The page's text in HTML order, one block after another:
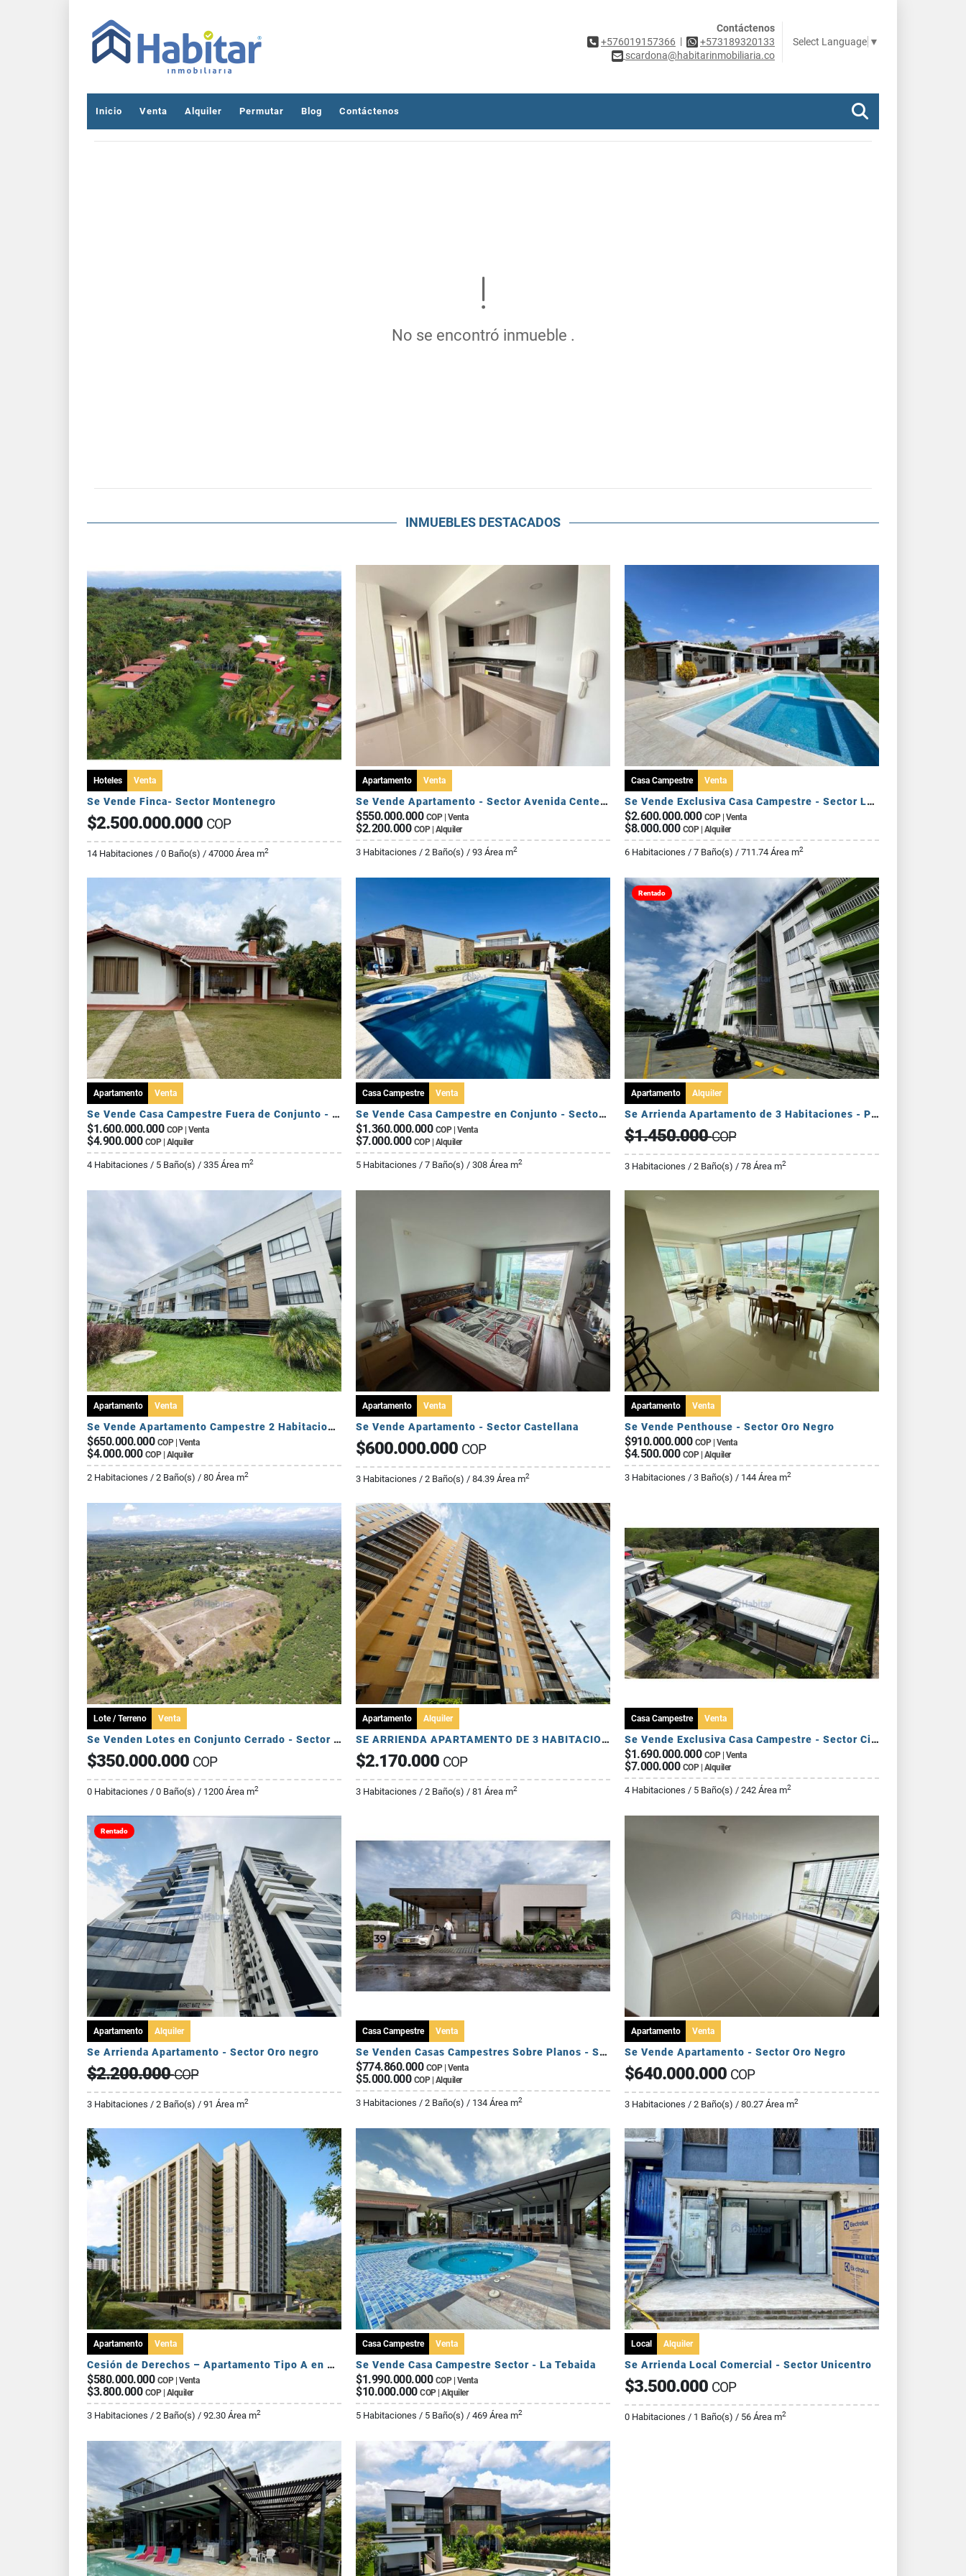
Contáctenos
+576019157366 |
+573189320133
scardona@habitarinmobiliaria.co
Select Language ▼
Inicio Venta Alquiler Permutar Blog Contáctenos
No se encontró inmueble .
INMUEBLES DESTACADOS
Hoteles Venta
Se Vende Finca- Sector Montenegro
$2.500.000.000 COP
14 Habitaciones / 0 Baño(s) / 47000 Área m2
Apartamento Venta
Se Vende Apartamento - Sector Avenida Centenario
$550.000.000 COP | Venta
$2.200.000 COP | Alquiler
3 Habitaciones / 2 Baño(s) / 93 Área m2
Casa Campestre Venta
Se Vende Exclusiva Casa Campestre - Sector La Tebaida
$2.600.000.000 COP | Venta
$8.000.000 COP | Alquiler
6 Habitaciones / 7 Baño(s) / 711.74 Área m2
Apartamento Venta
Se Vende Casa Campestre Fuera de Conjunto - Sector Av Centenario
$1.600.000.000 COP | Venta
$4.900.000 COP | Alquiler
4 Habitaciones / 5 Baño(s) / 335 Área m2
Casa Campestre Venta
Se Vende Casa Campestre en Conjunto - Sector El Caimo
$1.360.000.000 COP | Venta
$7.000.000 COP | Alquiler
5 Habitaciones / 7 Baño(s) / 308 Área m2
Rentado
Apartamento Alquiler
Se Arrienda Apartamento de 3 Habitaciones - Puerto Espejo
$1.450.000COP
3 Habitaciones / 2 Baño(s) / 78 Área m2
Apartamento Venta
Se Vende Apartamento Campestre 2 Habitaciones - Via Al Caimo
$650.000.000 COP | Venta
$4.000.000 COP | Alquiler
2 Habitaciones / 2 Baño(s) / 80 Área m2
Apartamento Venta
Se Vende Apartamento - Sector Castellana
$600.000.000 COP
3 Habitaciones / 2 Baño(s) / 84.39 Área m2
Apartamento Venta
Se Vende Penthouse - Sector Oro Negro
$910.000.000 COP | Venta
$4.500.000 COP | Alquiler
3 Habitaciones / 3 Baño(s) / 144 Área m2
Lote / Terreno Venta
Se Venden Lotes en Conjunto Cerrado - Sector Pueblo Tapado
$350.000.000 COP
0 Habitaciones / 0 Baño(s) / 1200 Área m2
Apartamento Alquiler
SE ARRIENDA APARTAMENTO DE 3 HABITACIONES - AV 19 NORTE
$2.170.000 COP
3 Habitaciones / 2 Baño(s) / 81 Área m2
Casa Campestre Venta
Se Vende Exclusiva Casa Campestre - Sector Circasia
$1.690.000.000 COP | Venta
$7.000.000 COP | Alquiler
4 Habitaciones / 5 Baño(s) / 242 Área m2
Rentado
Apartamento Alquiler
Se Arrienda Apartamento - Sector Oro negro
$2.200.000COP
3 Habitaciones / 2 Baño(s) / 91 Área m2
Casa Campestre Venta
Se Venden Casas Campestres Sobre Planos - Sector Circasia
$774.860.000 COP | Venta
$5.000.000 COP | Alquiler
3 Habitaciones / 2 Baño(s) / 134 Área m2
Apartamento Venta
Se Vende Apartamento - Sector Oro Negro
$640.000.000 COP
3 Habitaciones / 2 Baño(s) / 80.27 Área m2
Apartamento Venta
Cesión de Derechos – Apartamento Tipo A en Seroa | Avenida Centenario
$580.000.000 COP | Venta
$3.800.000 COP | Alquiler
3 Habitaciones / 2 Baño(s) / 92.30 Área m2
Casa Campestre Venta
Se Vende Casa Campestre Sector - La Tebaida
$1.990.000.000 COP | Venta
$10.000.000 COP | Alquiler
5 Habitaciones / 5 Baño(s) / 469 Área m2
Local Alquiler
Se Arrienda Local Comercial - Sector Unicentro
$3.500.000 COP
0 Habitaciones / 1 Baño(s) / 56 Área m2